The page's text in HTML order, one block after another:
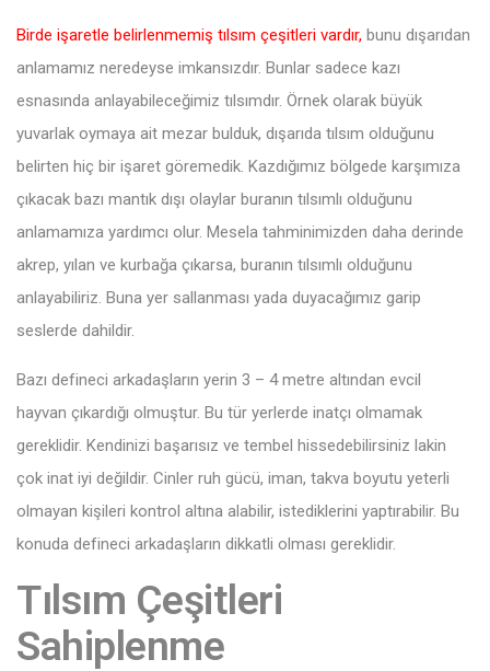
Birde işaretle belirlenmemiş tılsım çeşitleri vardır, bunu dışarıdan
anlamamız neredeyse imkansızdır. Bunlar sadece kazı
esnasında anlayabileceğimiz tılsımdır. Örnek olarak büyük
yuvarlak oymaya ait mezar bulduk, dışarıda tılsım olduğunu
belirten hiç bir işaret göremedik. Kazdığımız bölgede karşımıza
çıkacak bazı mantık dışı olaylar buranın tılsımlı olduğunu
anlamamıza yardımcı olur. Mesela tahminimizden daha derinde
akrep, yılan ve kurbağa çıkarsa, buranın tılsımlı olduğunu
anlayabiliriz. Buna yer sallanması yada duyacağımız garip
seslerde dahildir.
Bazı defineci arkadaşların yerin 3 – 4 metre altından evcil
hayvan çıkardığı olmuştur. Bu tür yerlerde inatçı olmamak
gereklidir. Kendinizi başarısız ve tembel hissedebilirsiniz lakin
çok inat iyi değildir. Cinler ruh gücü, iman, takva boyutu yeterli
olmayan kişileri kontrol altına alabilir, istediklerini yaptırabilir. Bu
konuda defineci arkadaşların dikkatli olması gereklidir.
Tılsım Çeşitleri
Sahiplenme